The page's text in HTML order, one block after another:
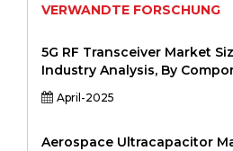
VERWANDTE FORSCHUNG
5G RF Transceiver Market
Industry Analysis, By
Amplifiers, Low Noise
Oscillators, Antennas), By
Infrastructure, Consumer
April-2025
Aerospace Ultracapacitor